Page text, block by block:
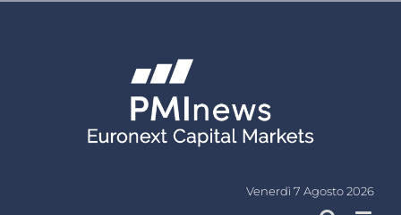
Venerdì 7 Agosto 2026